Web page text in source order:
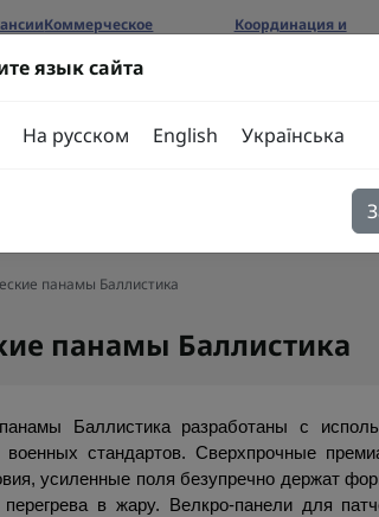
Коммерческое
Координация и
панамы Баллистика
язык сайта
На русском English Українська
панамы Баллистика
Баллистика разработаны с
военных стандартов. Сверхпрочные
усиленные поля безупречно держат
в жару. Велкро-панели для